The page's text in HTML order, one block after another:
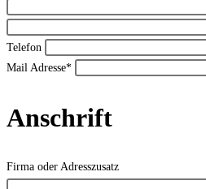
Telefon
Mail Adresse*
Anschrift
Firma oder Adresszusatz